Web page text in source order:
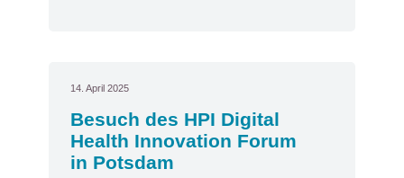
14. April 2025
Besuch des HPI Digital
Health Innovation Forum
in Potsdam